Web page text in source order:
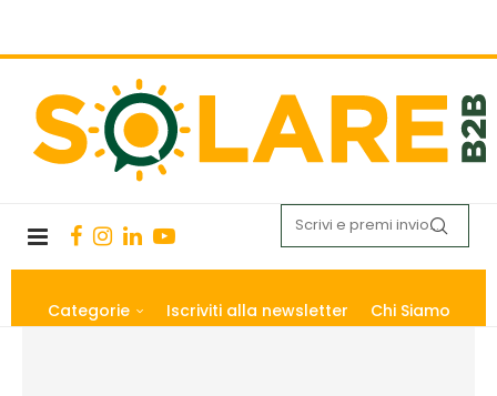
Categorie Iscriviti alla newsletter Chi Siamo